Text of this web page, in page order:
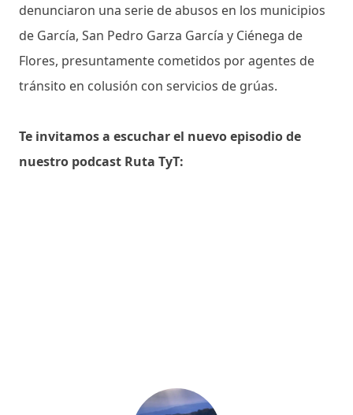
denunciaron una serie de abusos en los municipios
de García, San Pedro Garza García y Ciénega de
Flores, presuntamente cometidos por agentes de
tránsito en colusión con servicios de grúas.
Te invitamos a escuchar el nuevo episodio de
nuestro podcast Ruta TyT: